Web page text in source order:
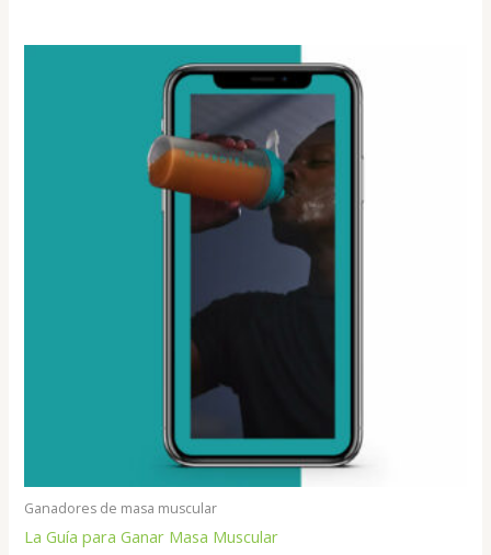
Ganadores de masa muscular
La Guía para Ganar Masa Muscular